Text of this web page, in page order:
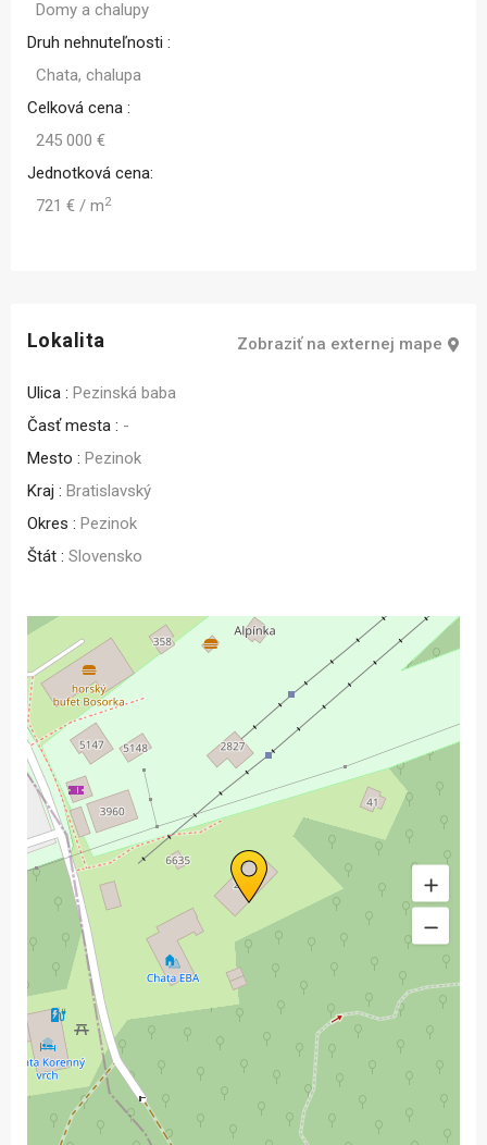
Domy a chalupy
Druh nehnuteľnosti :
Chata, chalupa
Celková cena :
245 000 €
Jednotková cena:
721 € / m2
Lokalita Zobraziť na externej mape
Ulica : Pezinská baba
Časť mesta : -
Mesto : Pezinok
Kraj : Bratislavský
Okres : Pezinok
Štát : Slovensko